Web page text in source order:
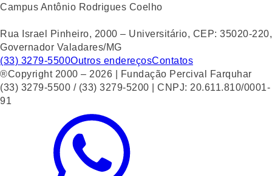
Campus Antônio Rodrigues Coelho
Rua Israel Pinheiro, 2000 – Universitário, CEP: 35020-220,
Governador Valadares/MG
(33) 3279-5500Outros endereçosContatos
®Copyright 2000 – 2026 | Fundação Percival Farquhar
(33) 3279-5500 / (33) 3279-5200 | CNPJ: 20.611.810/0001-
91